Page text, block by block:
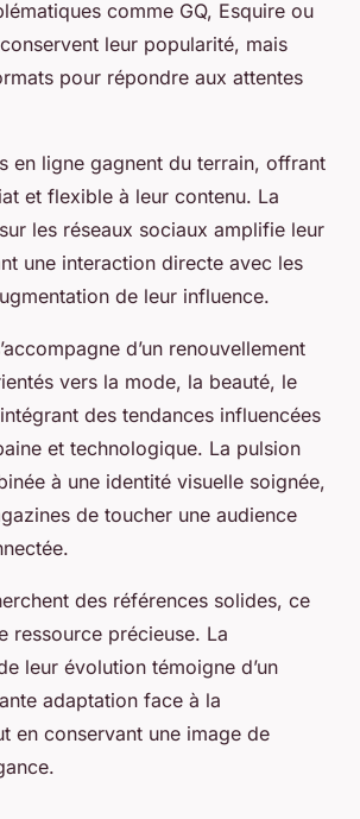
comme GQ, Esquire ou
leur popularité, mais
pour répondre aux attentes
en ligne gagnent du terrain, offrant
et flexible à leur contenu. La
les réseaux sociaux amplifie leur
une interaction directe avec les
de leur influence.
d’un renouvellement
vers la mode, la beauté, le
des tendances influencées
et technologique. La pulsion
à une identité visuelle soignée,
de toucher une audience
des références solides, ce
ressource précieuse. La
leur évolution témoigne d’un
adaptation face à la
en conservant une image de